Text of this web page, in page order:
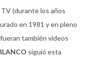
(durante los años
en 1981 y en pleno
también videos
siguió esta